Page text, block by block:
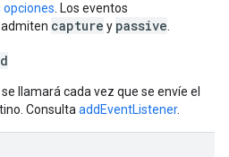
opciones . Los eventos
capture y passive
llamará cada vez que se envíe el
Consulta addEventListener.